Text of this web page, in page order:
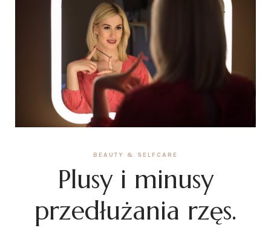
BEAUTY & SELFCARE
Plusy i minusy
przedłużania rzęs.